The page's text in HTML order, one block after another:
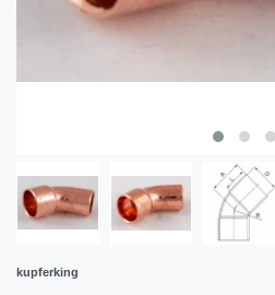
kupferking